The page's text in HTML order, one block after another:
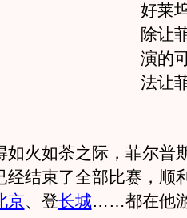
好莱
除让
演的
法让
火如荼之际，菲尔普
经结束了全部比赛，顺
京、登长城……都在他